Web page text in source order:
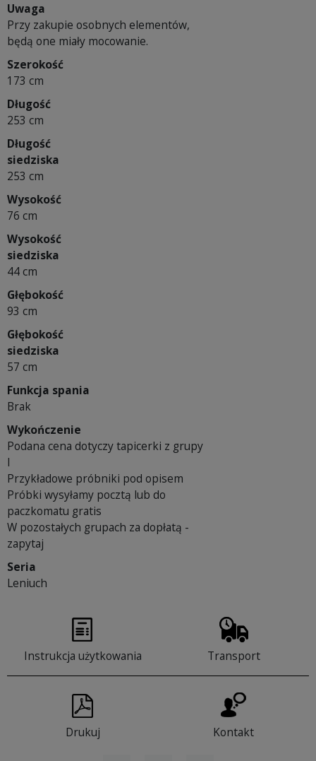
Uwaga
Przy zakupie osobnych elementów,
będą one miały mocowanie.
Szerokość
173 cm
Długość
253 cm
Długość
siedziska
253 cm
Wysokość
76 cm
Wysokość
siedziska
44 cm
Głębokość
93 cm
Głębokość
siedziska
57 cm
Funkcja spania
Brak
Wykończenie
Podana cena dotyczy tapicerki z grupy
I
Przykładowe próbniki pod opisem
Próbki wysyłamy pocztą lub do
paczkomatu gratis
W pozostałych grupach za dopłatą -
zapytaj
Seria
Leniuch
Instrukcja użytkowania Transport
Drukuj Kontakt